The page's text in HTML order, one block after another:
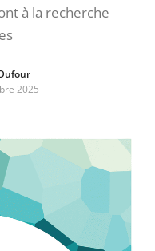
à la recherche
2025